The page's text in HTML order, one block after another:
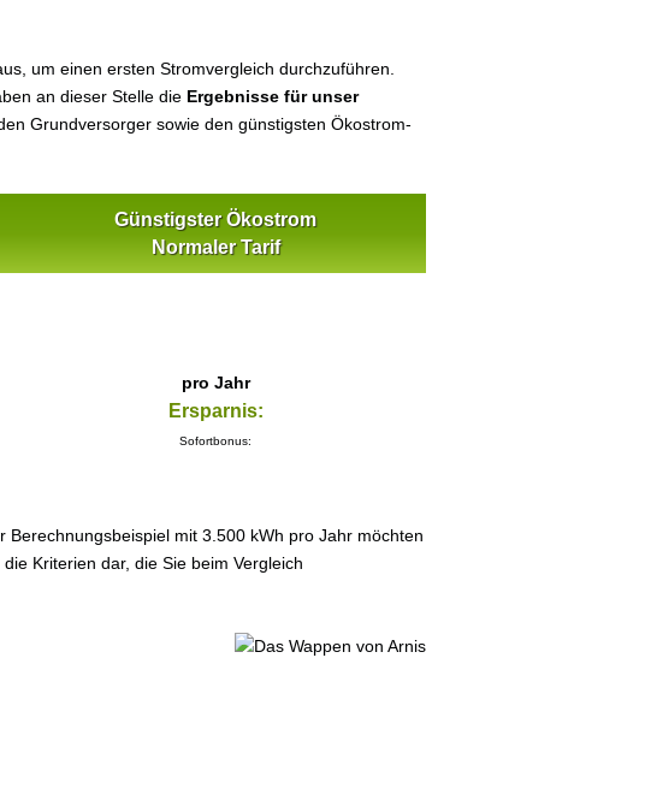
um einen ersten Stromvergleich durchzuführen.
an dieser Stelle die Ergebnisse für unser
Grundversorger sowie den günstigsten Ökostrom-
Günstigster Ökostrom
Normaler Tarif
pro Jahr
Ersparnis:
Sofortbonus:
Berechnungsbeispiel mit 3.500 kWh pro Jahr möchten
Kriterien dar, die Sie beim Vergleich